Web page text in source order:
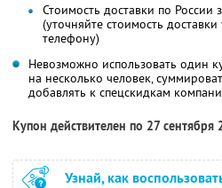
Стоимость доставки по России
(уточняйте стоимость
телефону)
Невозможно использовать один
на несколько человек,
добавлять к спецскидкам
Купон действителен по 27 сентября
Узнай, как